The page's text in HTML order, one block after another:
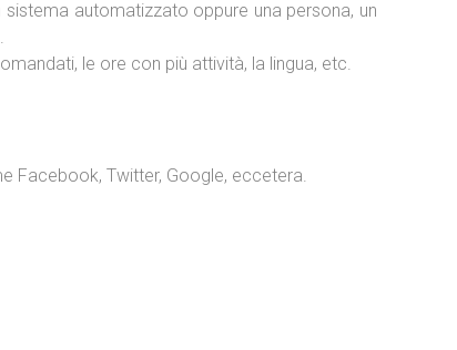
automatizzato oppure una persona, un
le ore con più attività, la lingua, etc.
Facebook, Twitter, Google, eccetera.